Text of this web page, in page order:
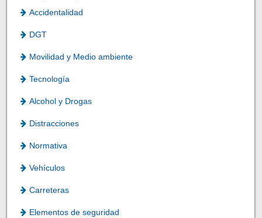
Accidentalidad
DGT
Movilidad y Medio ambiente
Tecnología
Alcohol y Drogas
Distracciones
Normativa
Vehículos
Carreteras
Elementos de seguridad